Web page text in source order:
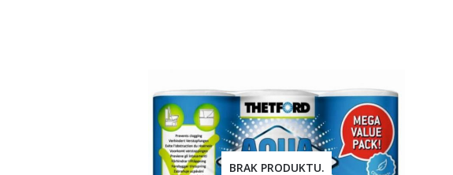
BRAK PRODUKTU.